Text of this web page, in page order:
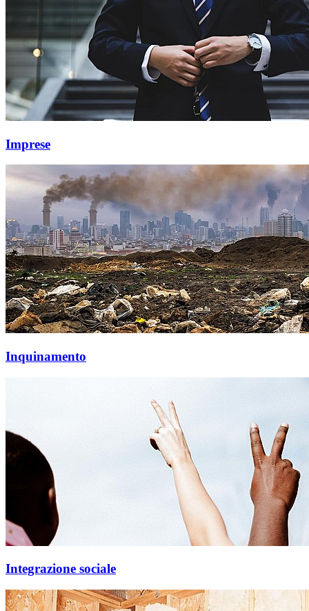
Imprese
Inquinamento
Integrazione sociale